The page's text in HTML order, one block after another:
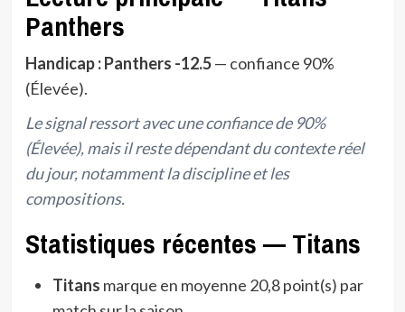
Panthers
Handicap : Panthers -12.5— confiance 90%
(Élevée).
Le signal ressort avec une confiance de 90%
(Élevée), mais il reste dépendant du contexte réel
du jour, notamment la discipline et les
compositions.
Statistiques récentes — Titans
Titans marque en moyenne 20,8 point(s) par